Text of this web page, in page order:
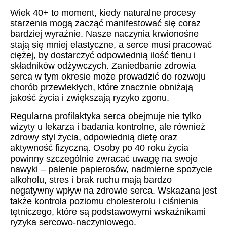
Wiek 40+ to moment, kiedy naturalne procesy
starzenia mogą zacząć manifestować się coraz
bardziej wyraźnie. Nasze naczynia krwionośne
stają się mniej elastyczne, a serce musi pracować
ciężej, by dostarczyć odpowiednią ilość tlenu i
składników odżywczych. Zaniedbanie zdrowia
serca w tym okresie może prowadzić do rozwoju
chorób przewlekłych, które znacznie obniżają
jakość życia i zwiększają ryzyko zgonu.
Regularna profilaktyka serca obejmuje nie tylko
wizyty u lekarza i badania kontrolne, ale również
zdrowy styl życia, odpowiednią dietę oraz
aktywność fizyczną. Osoby po 40 roku życia
powinny szczególnie zwracać uwagę na swoje
nawyki – palenie papierosów, nadmierne spożycie
alkoholu, stres i brak ruchu mają bardzo
negatywny wpływ na zdrowie serca. Wskazana jest
także kontrola poziomu cholesterolu i ciśnienia
tętniczego, które są podstawowymi wskaźnikami
ryzyka sercowo-naczyniowego.